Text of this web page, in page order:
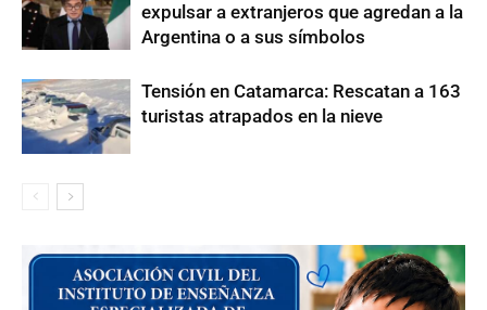
expulsar a extranjeros que agredan a la
Argentina o a sus símbolos
Tensión en Catamarca: Rescatan a 163
turistas atrapados en la nieve